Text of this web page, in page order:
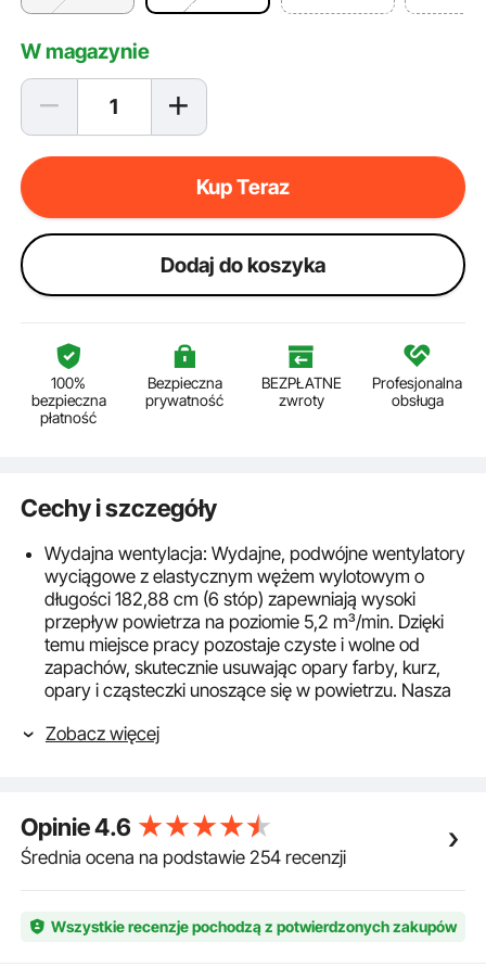
W magazynie
Kup Teraz
Dodaj do koszyka
100%
bezpieczna
płatność
Bezpieczna
prywatność
BEZPŁATNE
zwroty
Profesjonalna
obsługa
Cechy i szczegóły
Wydajna wentylacja: Wydajne, podwójne wentylatory
wyciągowe z elastycznym wężem wylotowym o
długości 182,88 cm (6 stóp) zapewniają wysoki
przepływ powietrza na poziomie 5,2 m³/min. Dzięki
temu miejsce pracy pozostaje czyste i wolne od
zapachów, skutecznie usuwając opary farby, kurz,
opary i cząsteczki unoszące się w powietrzu. Nasza
sprawny system wentylacji, który zapewnia świeże
grubości 20 mm (0,79 cala) skutecznie pochłania
cząsteczki i zapachy. Oferujemy wymienny filtr, który
ułatwia czyszczenie i zapewnia czystość kabiny
równomierne nakładanie powłoki pod każdym kątem
bez konieczności przesuwania przedmiotów,
Zobacz więcej
Opinie4.6
Średnia ocena na podstawie 254 recenzji
Wszystkie recenzje pochodzą z potwierdzonych zakupów